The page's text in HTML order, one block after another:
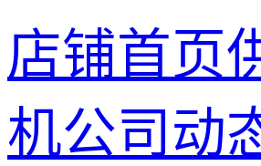
店铺首页
机公司动